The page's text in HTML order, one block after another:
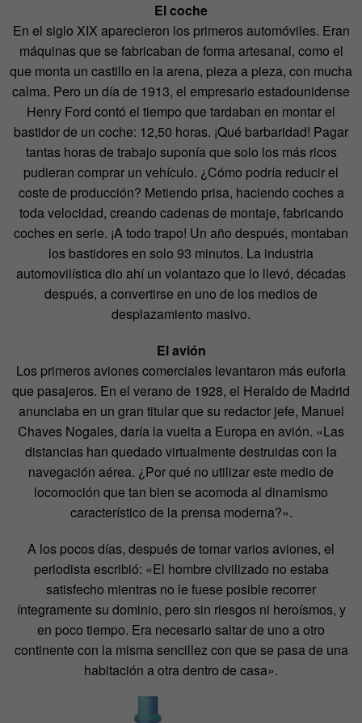
El coche
En el siglo XIX aparecieron los primeros automóviles. Eran
máquinas que se fabricaban de forma artesanal, como el
que monta un castillo en la arena, pieza a pieza, con mucha
calma. Pero un día de 1913, el empresario estadounidense
Henry Ford contó el tiempo que tardaban en montar el
bastidor de un coche: 12,50 horas. ¡Qué barbaridad! Pagar
tantas horas de trabajo suponía que solo los más ricos
pudieran comprar un vehículo. ¿Cómo podría reducir el
coste de producción? Metiendo prisa, haciendo coches a
toda velocidad, creando cadenas de montaje, fabricando
coches en serie. ¡A todo trapo! Un año después, montaban
los bastidores en solo 93 minutos. La industria
automovilística dio ahí un volantazo que lo llevó, décadas
después, a convertirse en uno de los medios de
desplazamiento masivo.
El avión
Los primeros aviones comerciales levantaron más euforia
que pasajeros. En el verano de 1928, el Heraldo de Madrid
anunciaba en un gran titular que su redactor jefe, Manuel
Chaves Nogales, daría la vuelta a Europa en avión. «Las
distancias han quedado virtualmente destruidas con la
navegación aérea. ¿Por qué no utilizar este medio de
locomoción que tan bien se acomoda al dinamismo
característico de la prensa moderna?».
A los pocos días, después de tomar varios aviones, el
periodista escribió: «El hombre civilizado no estaba
satisfecho mientras no le fuese posible recorrer
íntegramente su dominio, pero sin riesgos ni heroísmos, y
en poco tiempo. Era necesario saltar de uno a otro
continente con la misma sencillez con que se pasa de una
habitación a otra dentro de casa».